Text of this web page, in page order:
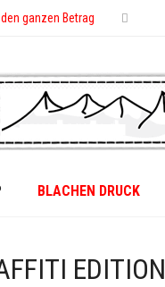
ganzen Betrag
BLACHEN DRUCK
EDITION